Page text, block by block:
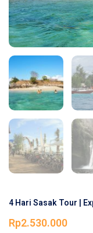
4 Hari Sasak Tour |
Rp2.530.000